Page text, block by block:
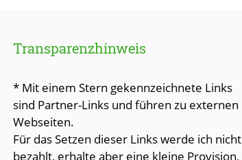
Transparenzhinweis
* Mit einem Stern gekennzeichnete Links
sind Partner-Links und führen zu externen
Webseiten.
Für das Setzen dieser Links werde ich nicht
bezahlt, erhalte aber eine kleine Provision,